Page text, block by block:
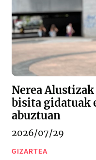
Nerea
bisita gidatuak
abuztuan
2026/07/29
GIZARTEA